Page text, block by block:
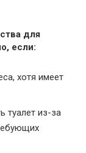
для
если:
хотя имеет
туалет из-за